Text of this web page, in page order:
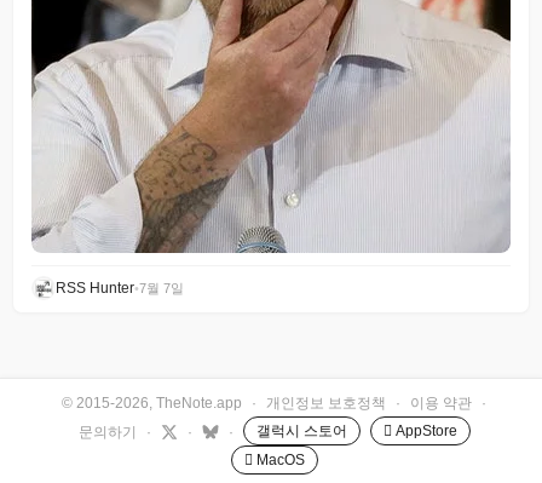
RSS Hunter•7월 7일
© 2015-2026, TheNote.app · 개인정보 보호정책 · 이용 약관
·
문의하기
· · · 갤럭시 스토어
 AppStore
 MacOS